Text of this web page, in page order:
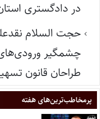
در دادگستری
حجت السلام
چشمگیر
طراحان قانون
پر‌مخاطب‌ترین‌های هفته